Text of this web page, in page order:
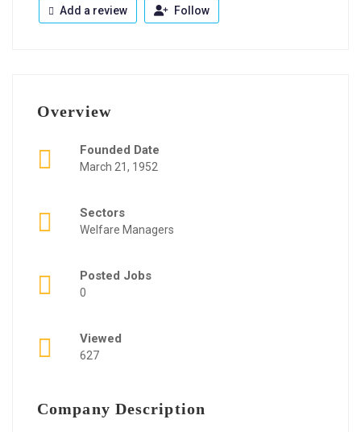
Add a review Follow
Overview
Founded Date
March 21, 1952
Sectors
Welfare Managers
Posted Jobs
0
Viewed
627
Company Description